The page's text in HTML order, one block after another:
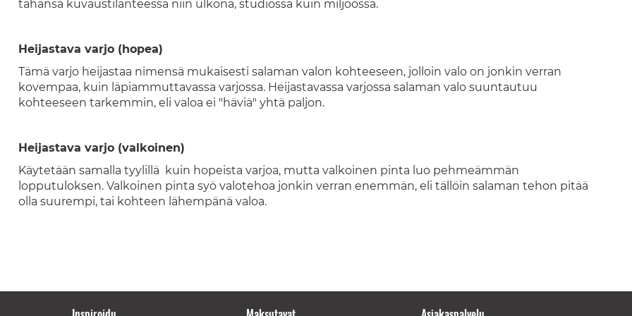
tahansa kuvaustilanteessa niin ulkona, studiossa kuin miljöössä.
Heijastava varjo (hopea)
Tämä varjo heijastaa nimensä mukaisesti salaman valon kohteeseen, jolloin valo on jonkin verran
kovempaa, kuin läpiammuttavassa varjossa. Heijastavassa varjossa salaman valo suuntautuu
kohteeseen tarkemmin, eli valoa ei "häviä" yhtä paljon.
Heijastava varjo (valkoinen)
Käytetään samalla tyylillä kuin hopeista varjoa, mutta valkoinen pinta luo pehmeämmän
lopputuloksen. Valkoinen pinta syö valotehoa jonkin verran enemmän, eli tällöin salaman tehon pitää
olla suurempi, tai kohteen lähempänä valoa.